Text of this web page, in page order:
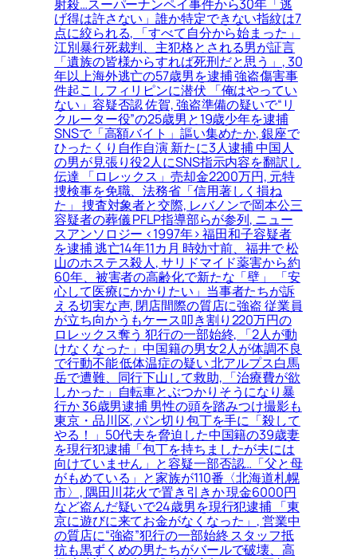
射殺…スーパーナンペイ事件から30年「逃
げ得は許さない」誰か特定できない指紋は7
点に絞られる, 「すべて自分から始まった」
江別暴行死裁判、主犯格とされる男が証言
「遺族の皆様からすれば死刑だと思う」, 30
年以上海外逃亡の57歳男を逮捕 強盗傷害事
件起こしフィリピンに潜伏 「俺はやってい
ない」容疑否認 佐賀, 強盗準備の疑いで“リ
クルーター役”の25歳男と19歳少年を逮捕
SNSで「高額バイト」謳い集めたか, 銀座で
ひったくり自作自演 新たに3人逮捕 中国人
の男が見張り役2人にSNS指示内容を翻訳し
伝達 「ロレックス」売却金2200万円, 元特
捜検事を免職、法務省「信用著しく損ね
た」 捜査対象者と交際, レバノンで岡本公三
容疑者の葬儀 PFLP指導部らが参列, ニュー
スアンソロジー <1997年> 福田和子容疑者
を逮捕 逃亡14年11カ月 時効寸前、福井で 松
山のホステス殺人, サリドマイド薬害から約
60年、被害者の高齢化で新たな「壁」 「安
心して医療にかかりたい」当事者たちが訴
える切実な声, 閉店間際の質店に強盗 従業員
が立ち向かうもケース叩き割り220万円の
ロレックス奪う 犯行の一部始終, 「2人が動
けなくなった」中国籍の男女2人が体調不良
で行動不能 低体温症の疑い 北アルプス白馬
岳で遭難、同行下山して救助, 「治療費が欲
しかった」自転車とぶつかりそうになり暴
行か 36歳男逮捕 男性の頭を踏みつけ撮影も
東京・品川区, パン切り包丁を手に「殺して
やる！」50代夫を脅迫した中国籍の39歳妻
を現行犯逮捕「包丁を持ちましたが夫には
向けていません」と容疑一部否認…「父と母
がもめている」と家族が110番〈北海道札幌
市〉, 隅田川花火で置き引きか 現金6000円
など盗んだ疑いで24歳男を現行犯逮捕 「東
京に遊びに来てお金がなくなった」, 営業中
の質店に“強盗”犯行の一部始終 スタッフ抵
抗も黒ずくめの男たちがバールで破壊、高